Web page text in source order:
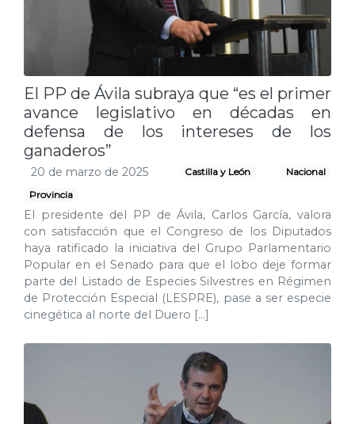
El PP de Ávila subraya que “es el primer
avance legislativo en décadas en
defensa de los intereses de los
ganaderos”
20 de marzo de 2025 Castilla y León
Nacional
Provincia
El presidente del PP de Ávila, Carlos García, valora
con satisfacción que el Congreso de los Diputados
haya ratificado la iniciativa del Grupo Parlamentario
Popular en el Senado para que el lobo deje formar
parte del Listado de Especies Silvestres en Régimen
de Protección Especial (LESPRE), pase a ser especie
cinegética al norte del Duero […]